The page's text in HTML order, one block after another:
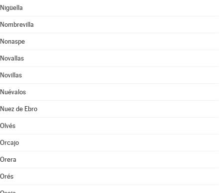
Nigüella
Nombrevilla
Nonaspe
Novallas
Novillas
Nuévalos
Nuez de Ebro
Olvés
Orcajo
Orera
Orés